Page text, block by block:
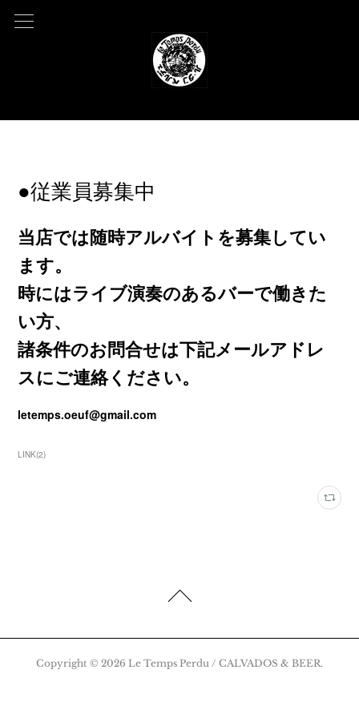
●従業員募集中
当店では随時アルバイトを募集してい
ます。
時にはライブ演奏のあるバーで働きた
い方、
諸条件のお問合せは下記メールアドレ
スにご連絡ください。
letemps.oeuf@gmail.com
LINK(2)
Copyright © 2026 Le Temps Perdu / CALVADOS & BEER.